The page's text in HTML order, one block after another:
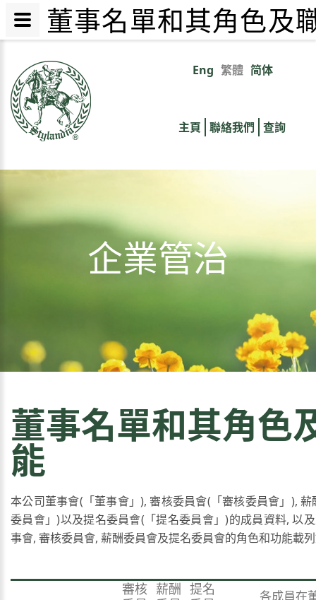
內
Eng 繁體 简体
links
主頁 聯絡我們 查詢
企業管治
董事名單和其角色
能
本公司董事會(「董事會」), 審核委員會(「審核委員會」),
委員會」)以及提名委員會(「提名委員會」)的成員資料, 以
事會, 審核委員會, 薪酬委員會及提名委員會的角色和功能載
審核 薪酬 提名
各成員在
董事名單和其角色及